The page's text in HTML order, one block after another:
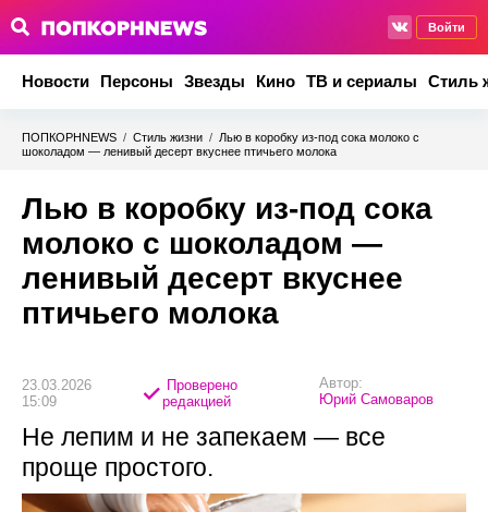
Войти
Новости Персоны Звезды Кино ТВ и сериалы Стиль
ПОПКОРНNEWS / Стиль жизни / Лью в коробку из-под сока молоко с
шоколадом — ленивый десерт вкуснее птичьего молока
Лью в коробку из-под сока
молоко с шоколадом —
ленивый десерт вкуснее
птичьего молока
23.03.2026
15:09
Проверено
редакцией
Автор:
Юрий Самоваров
Не лепим и не запекаем — все
проще простого.